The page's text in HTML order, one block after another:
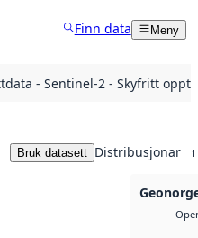
Finn data Meny
- Sentinel-2 - Skyfritt
Bruk datasett Distribusjonar 1